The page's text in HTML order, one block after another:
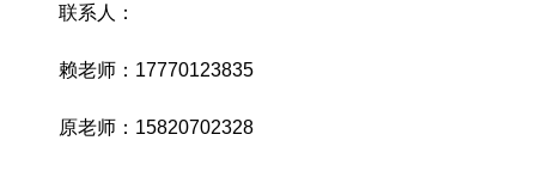
联系人：
赖老师：17770123835
原老师：15820702328